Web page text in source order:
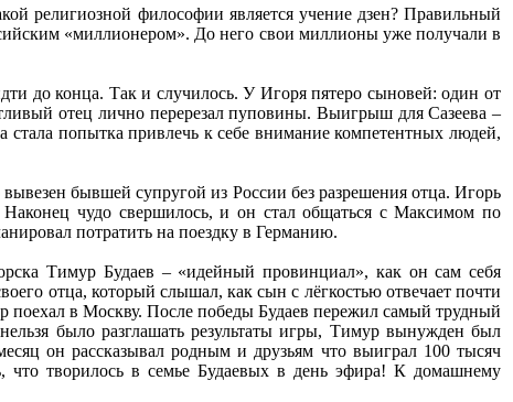
религиозной философии является учение дзен? Правильный
«миллионером». До него свои миллионы уже получали в
до конца. Так и случилось. У Игоря пятеро сыновей: один от
отец лично перерезал пуповины. Выигрыш для Сазеева –
попытка привлечь к себе внимание компетентных людей,
бывшей супругой из России без разрешения отца. Игорь
чудо свершилось, и он стал общаться с Максимом по
потратить на поездку в Германию.
Тимур Будаев – «идейный провинциал», как он сам себя
отца, который слышал, как сын с лёгкостью отвечает почти
поехал в Москву. После победы Будаев пережил самый трудный
было разглашать результаты игры, Тимур вынужден был
он рассказывал родным и друзьям что выиграл 100 тысяч
что творилось в семье Будаевых в день эфира! К домашнему